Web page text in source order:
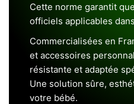
Cette norme garantit
officiels applicables
Commercialisées en
et accessoires
résistante et adaptée
Une solution sûre,
votre bébé.